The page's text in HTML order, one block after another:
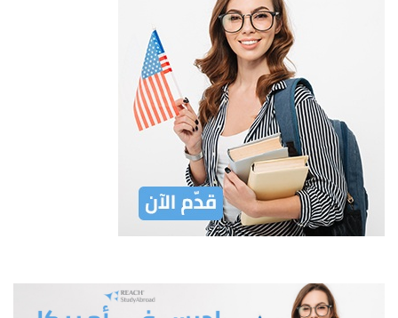
ب-يعين المدير العام ضابطاً مالياً من المديرية العامة لمراقبة اعمـال
ج-يعين المدير العام بتنسيب من رئيس اللجنة احد ضباط الدفاع
المدني سكرتيراً للجنة يتولى اعداد جدول اعمالها و تدوين
محاضر جلساتها وقراراتها ومتابعة تنفيذها وحفظ سجلاتها.
المادة 6
تتولى اللجنة المهام والصلاحيات التالية:-
أ-رسم خطة عمل الصندوق ووضع البرامج اللازمة لتنفيذها.
ب-اتخاذ القرار بصرف القروض للمشتركين وفقا لاحكام هذا النظام.
الحد الآمن للاستثمار في ضوء الدراسة الاكتوارية المشار
اليها في الفقرة (و) من المادة (8) من هذا النظام.